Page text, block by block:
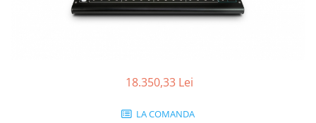
Accesorii Generale
Moving head-uri – Spot
18.350,33 Lei
LA COMANDA